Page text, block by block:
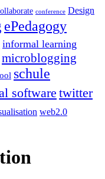
conference Design
ePedagogy
informal learning
microblogging
schule
software twitter
web2.0